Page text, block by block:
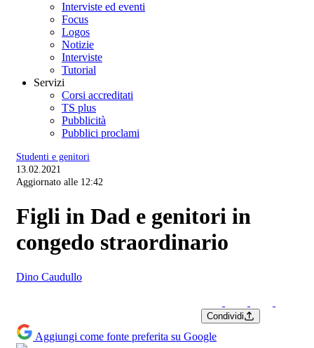
Interviste ed eventi
Focus
Logos
Notizie
Interviste
Tutorial
Servizi
Corsi accreditati
TS plus
Pubblicità
Pubblici proclami
Studenti e genitori
13.02.2021
Aggiornato alle 12:42
Figli in Dad e genitori in
congedo straordinario
Dino Caudullo
Condividi
Aggiungi come fonte preferita su Google